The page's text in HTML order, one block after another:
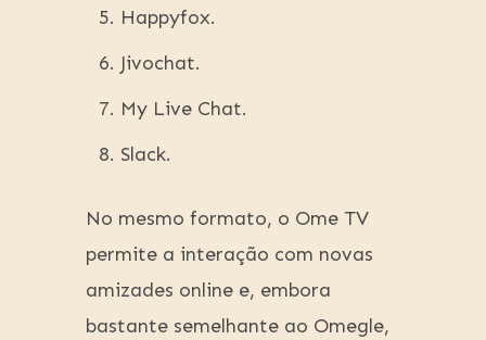
Happyfox.
Jivochat.
My Live Chat.
Slack.
No mesmo formato, o Ome TV
permite a interação com novas
amizades online e, embora
bastante semelhante ao Omegle,